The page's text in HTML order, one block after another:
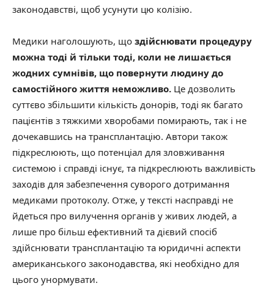
законодавстві, щоб усунути цю колізію.
Медики наголошують, що здійснювати процедуру
можна тоді й тільки тоді, коли не лишається
жодних сумнівів, що повернути людину до
самостійного життя неможливо. Це дозволить
суттєво збільшити кількість донорів, тоді як багато
пацієнтів з тяжкими хворобами помирають, так і не
дочекавшись на трансплантацію. Автори також
підкреслюють, що потенціал для зловживання
системою і справді існує, та підкреслюють важливість
заходів для забезпечення суворого дотримання
медиками протоколу. Отже, у тексті насправді не
йдеться про вилучення органів у живих людей, а
лише про більш ефективний та дієвий спосіб
здійснювати трансплантацію та юридичні аспекти
американського законодавства, які необхідно для
цього унормувати.